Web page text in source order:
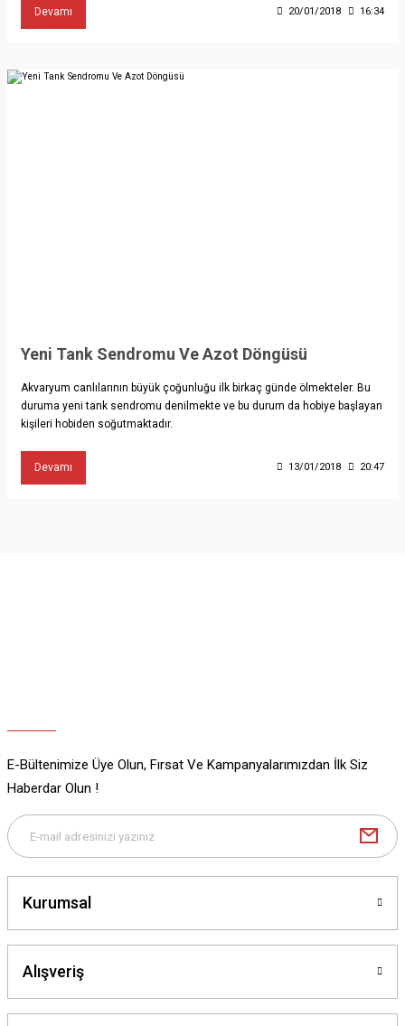
Devamı 20/01/2018 16:34
Yeni Tank Sendromu Ve Azot Döngüsü
Akvaryum canlılarının büyük çoğunluğu ilk birkaç günde ölmekteler. Bu
duruma yeni tank sendromu denilmekte ve bu durum da hobiye başlayan
kişileri hobiden soğutmaktadır.
Devamı 13/01/2018 20:47
E-Bültenimize Üye Olun, Fırsat Ve Kampanyalarımızdan İlk Siz
Haberdar Olun !
Kurumsal
Alışveriş